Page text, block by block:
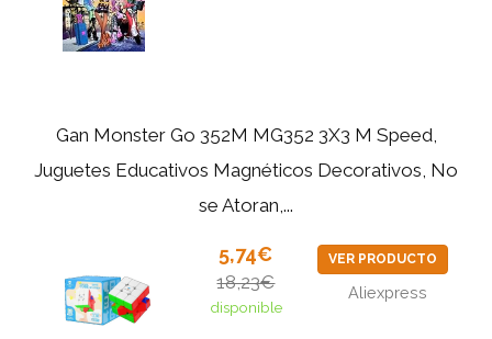
Gan Monster Go 352M MG352 3X3 M Speed,
Juguetes Educativos Magnéticos Decorativos, No
se Atoran,...
5,74€
18,23€
disponible
VER PRODUCTO
Aliexpress